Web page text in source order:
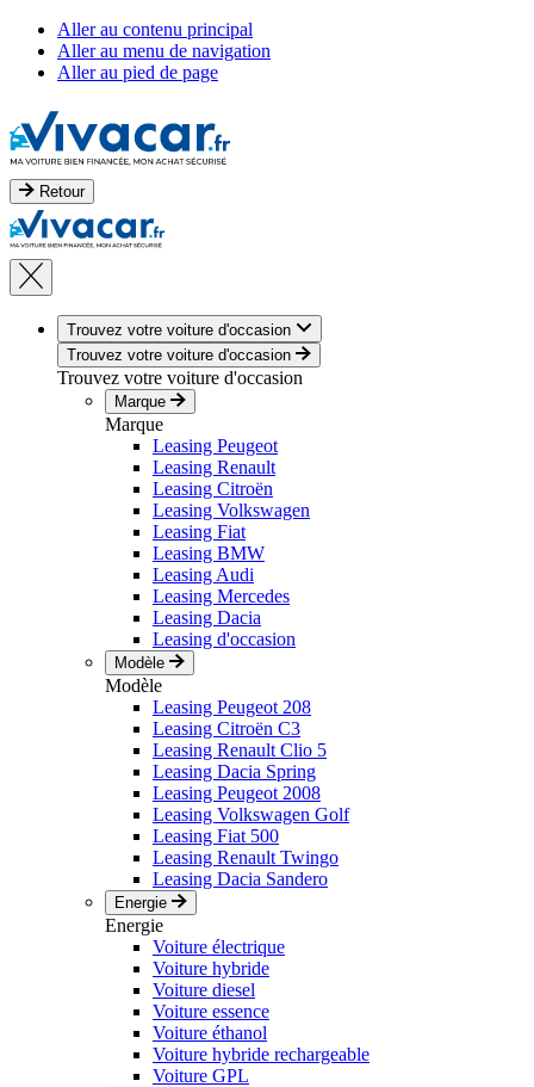
Aller au contenu principal
Aller au menu de navigation
Aller au pied de page
Retour
Trouvez votre voiture d'occasion
Trouvez votre voiture d'occasion
Trouvez votre voiture d'occasion
Marque
Marque
Leasing Peugeot
Leasing Renault
Leasing Citroën
Leasing Volkswagen
Leasing Fiat
Leasing BMW
Leasing Audi
Leasing Mercedes
Leasing Dacia
Leasing d'occasion
Modèle
Modèle
Leasing Peugeot 208
Leasing Citroën C3
Leasing Renault Clio 5
Leasing Dacia Spring
Leasing Peugeot 2008
Leasing Volkswagen Golf
Leasing Fiat 500
Leasing Renault Twingo
Leasing Dacia Sandero
Energie
Energie
Voiture électrique
Voiture hybride
Voiture diesel
Voiture essence
Voiture éthanol
Voiture hybride rechargeable
Voiture GPL